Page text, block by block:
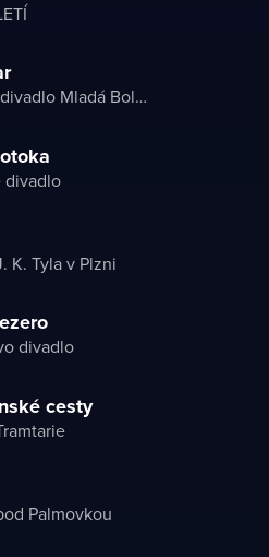
Městské divadlo Mladá Boleslav
divadlo
K. Tyla v Plzni
divadlo
cesty
Palmovkou